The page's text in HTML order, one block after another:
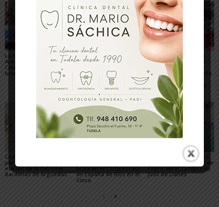
La Escuela del Triatlón
Arenas regresa de
Calahorra con dos
bronces nacionales
César Monasterio será
el entrenador del C.D.
un equipo que ilusione y
vaya a por los partidos»
El SDR Arenas supera
con éxito el gran reto
organizativo del
Campeonato de España
de Triatlón de Edad
Escolar y del XXV Reto
del...
Casi 800 ciclistas
participaron en la 27ª
edición de la Extreme
Bardenas de Arguedas
brilla en el Campeonato
de España de Ríos en el
Cinca
Tres judocas navarros
del Gimnasio Shogun de
Fitero, en el campus de
judo de Llanes